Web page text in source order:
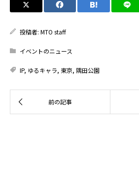
投稿者: MTO staff
イベントのニュース
IP, ゆるキャラ, 東京, 隅田公園